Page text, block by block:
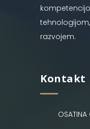
razvojem.
Kontakt